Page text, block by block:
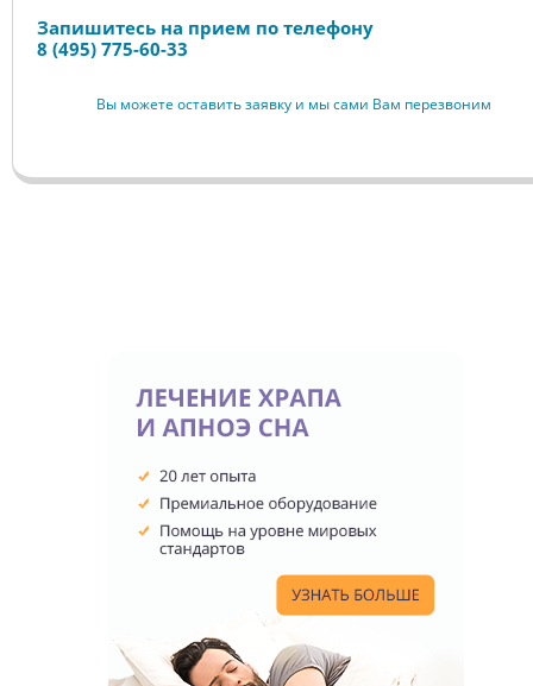
Запишитесь на прием по телефону
8 (495) 775-60-33
Вы можете оставить заявку и мы сами Вам перезвоним